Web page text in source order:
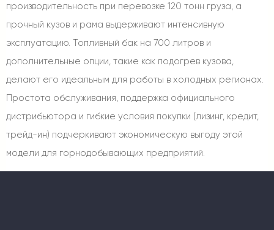
производительность при перевозке 120 тонн груза, а
прочный кузов и рама выдерживают интенсивную
эксплуатацию. Топливный бак на 700 литров и
дополнительные опции, такие как подогрев кузова,
делают его идеальным для работы в холодных регионах.
Простота обслуживания, поддержка официального
дистрибьютора и гибкие условия покупки (лизинг, кредит,
трейд-ин) подчеркивают экономическую выгоду этой
модели для горнодобывающих предприятий.